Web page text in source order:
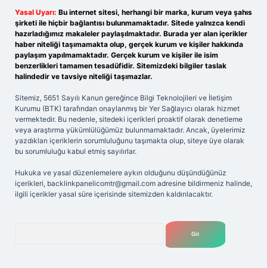
Yasal Uyarı: Bu internet sitesi, herhangi bir marka, kurum veya şahıs
şirketi ile hiçbir bağlantısı bulunmamaktadır. Sitede yalnızca kendi
hazırladığımız makaleler paylaşılmaktadır. Burada yer alan içerikler
haber niteliği taşımamakta olup, gerçek kurum ve kişiler hakkında
paylaşım yapılmamaktadır. Gerçek kurum ve kişiler ile isim
benzerlikleri tamamen tesadüfidir. Sitemizdeki bilgiler taslak
halindedir ve tavsiye niteliği taşımazlar.
Sitemiz, 5651 Sayılı Kanun gereğince Bilgi Teknolojileri ve İletişim
Kurumu (BTK) tarafından onaylanmış bir Yer Sağlayıcı olarak hizmet
vermektedir. Bu nedenle, sitedeki içerikleri proaktif olarak denetleme
veya araştırma yükümlülüğümüz bulunmamaktadır. Ancak, üyelerimiz
yazdıkları içeriklerin sorumluluğunu taşımakta olup, siteye üye olarak
bu sorumluluğu kabul etmiş sayılırlar.
Hukuka ve yasal düzenlemelere aykırı olduğunu düşündüğünüz
içerikleri, backlinkpanelicomtr@gmail.com adresine bildirmeniz halinde,
ilgili içerikler yasal süre içerisinde sitemizden kaldırılacaktır.